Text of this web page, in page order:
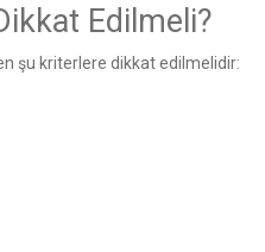
Edilmeli?
şu kriterlere dikkat edilmelidir: